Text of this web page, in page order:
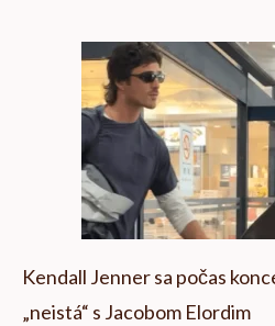
Kendall Jenner sa počas
„neistá“ s Jacobom Elordim